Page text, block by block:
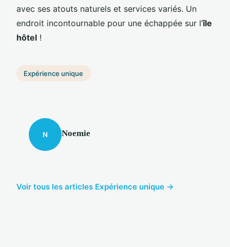
avec ses atouts naturels et services variés. Un
endroit incontournable pour une échappée sur l’île
hôtel !
Expérience unique
N Noemie
Voir tous les articles Expérience unique →